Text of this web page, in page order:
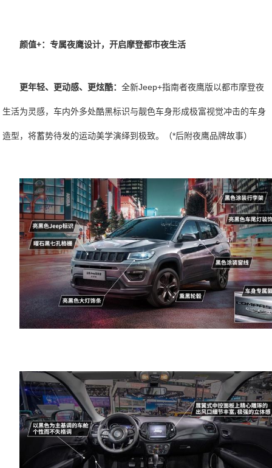
颜值+：专属夜鹰设计，开启摩登都市夜生活
更年轻、更动感、更炫酷：全新Jeep+指南者夜鹰版以都市摩登夜
生活为灵感，车内外多处酷黑标识与靓色车身形成极富视觉冲击的车身
造型，将蓄势待发的运动美学演绎到极致。（*后附夜鹰品牌故事）